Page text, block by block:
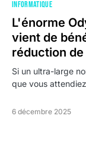
INFORMATIQUE
L'énorme
vient de
réduction
Si un ultra-large
que vous
6 décembre 2025